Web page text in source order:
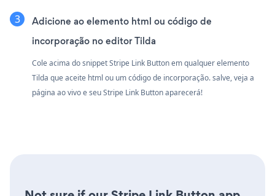
Adicione ao elemento html ou código de
incorporação no editor Tilda
Cole acima do snippet Stripe Link Button em qualquer elemento
Tilda que aceite html ou um código de incorporação. salve, veja a
página ao vivo e seu Stripe Link Button aparecerá!